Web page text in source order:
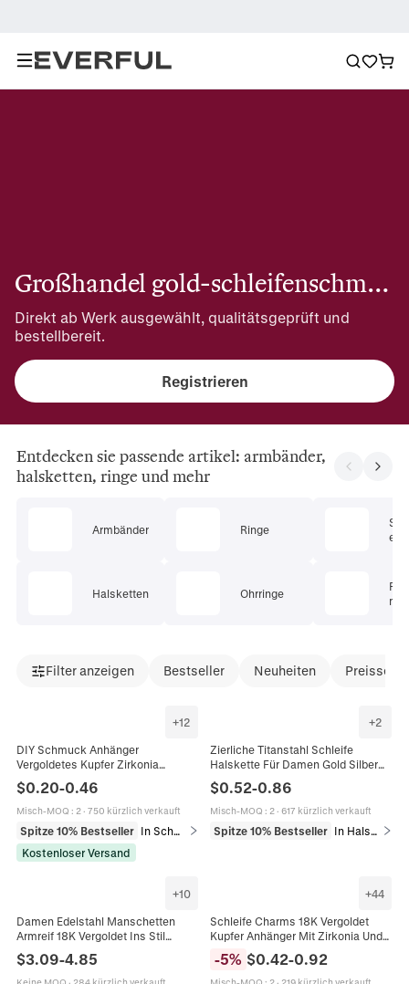
Großhandel gold-schleifenschmuck
Direkt ab Werk ausgewählt, qualitätsgeprüft und
bestellbereit.
Registrieren
Entdecken sie passende artikel: armbänder,
halsketten, ringe und mehr
Armbänder
Halsketten
Ringe
Ohrringe
ets
Filter anzeigen Bestseller Neuheiten
+12
DIY Schmuck Anhänger
Vergoldetes Kupfer Zirkonia
Eingelegt Bogen Herz Klee Stern
Mond Walflosse Formen Für
Armband
$0.20-0.46
Misch-MOQ : 2· 750 kürzlich verkauft
Spitze 10% Bestseller
In Schmuckanhänger
Kostenloser Versand
+2
Zierliche Titanstahl Schleife
Halskette Für Damen Gold Silber
Perlenkette Süßer Eleganter
Anhänger Schmuck Ring Geschenk
$0.52-0.86
Misch-MOQ : 2· 617 kürzlich verkauft
Spitze 10% Bestseller In Halsketten
+10
Damen Edelstahl Manschetten
Armreif 18K Vergoldet Ins Stil
Offenes Armband Muschel Bogen
Geometrischer Schmuck
$3.09-4.85
+44
Schleife Charms 18K Vergoldet
Kupfer Anhänger Mit Zirkonia Und
Künstliche Perle Für Halskette
Ohrring DIY Schmuckherstellung
-5% $0.42-0.92